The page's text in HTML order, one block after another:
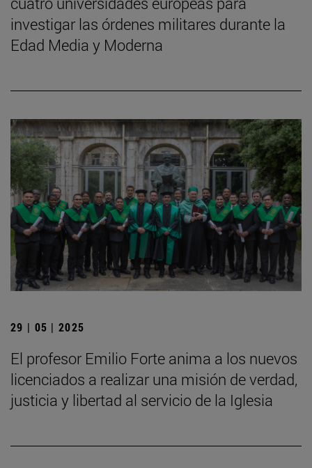
investigar las órdenes militares durante la
Edad Media y Moderna
29 | 05 | 2025
El profesor Emilio Forte anima a los nuevos
licenciados a realizar una misión de verdad,
justicia y libertad al servicio de la Iglesia